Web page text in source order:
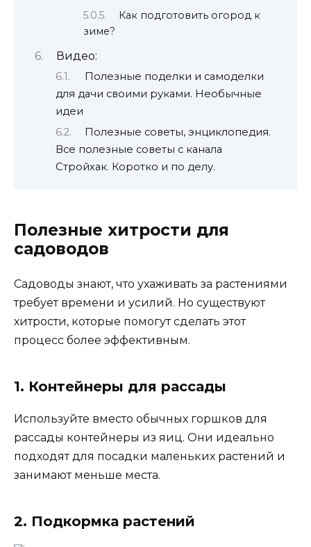
Как подготовить огород к
зиме?
Видео:
Полезные поделки и самоделки
для дачи своими руками. Необычные
идеи
Полезные советы, энциклопедия.
Все полезные советы с канала
Стройхак. Коротко и по делу.
Полезные хитрости для
садоводов
Садоводы знают, что ухаживать за растениями
требует времени и усилий. Но существуют
хитрости, которые помогут сделать этот
процесс более эффективным.
1. Контейнеры для рассады
Используйте вместо обычных горшков для
рассады контейнеры из яиц. Они идеально
подходят для посадки маленьких растений и
занимают меньше места.
2. Подкормка растений